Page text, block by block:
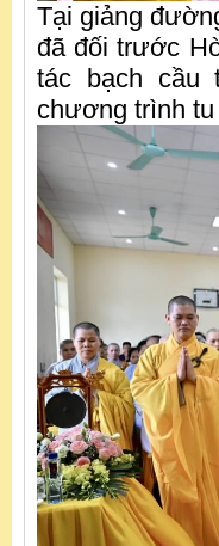
Tại giảng
đã đối trước
tác bạch cầu
chương trình